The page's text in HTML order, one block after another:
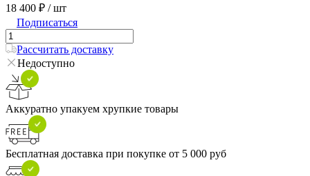
18 400 ₽ / шт
Подписаться
Рассчитать доставку
Недоступно
Аккуратно упакуем хрупкие товары
Бесплатная доставка при покупке от 5 000 руб